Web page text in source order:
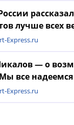
лучше всех
Express.ru
— о
все
Express.ru